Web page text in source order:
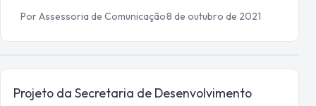
Por Assessoria de Comunicação·8 de outubro de 2021
Projeto da Secretaria de Desenvolvimento